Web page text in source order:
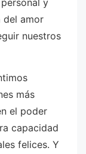
y
del amor
nuestros
más
el poder
capacidad
felices. Y